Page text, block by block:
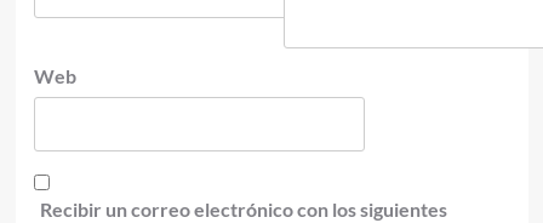
Web
Recibir un correo electrónico con los siguientes